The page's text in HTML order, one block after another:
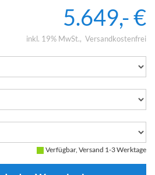
5.649,- €
inkl. 19% MwSt. Versandkostenfrei
Verfügbar, Versand 1-3 Werktage